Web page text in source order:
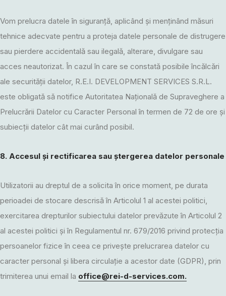
Vom prelucra datele în siguranță, aplicând și menținând măsuri
tehnice adecvate pentru a proteja datele personale de distrugere
sau pierdere accidentală sau ilegală, alterare, divulgare sau
acces neautorizat. În cazul în care se constată posibile încălcări
ale securității datelor, R.E.I. DEVELOPMENT SERVICES S.R.L.
este obligată să notifice Autoritatea Națională de Supraveghere a
Prelucrării Datelor cu Caracter Personal în termen de 72 de ore și
subiecții datelor cât mai curând posibil.
8. Accesul și rectificarea sau ștergerea datelor personale
Utilizatorii au dreptul de a solicita în orice moment, pe durata
perioadei de stocare descrisă în Articolul 1 al acestei politici,
exercitarea drepturilor subiectului datelor prevăzute în Articolul 2
al acestei politici și în Regulamentul nr. 679/2016 privind protecția
persoanelor fizice în ceea ce privește prelucrarea datelor cu
caracter personal și libera circulație a acestor date (GDPR), prin
trimiterea unui email la office@rei-d-services.com.